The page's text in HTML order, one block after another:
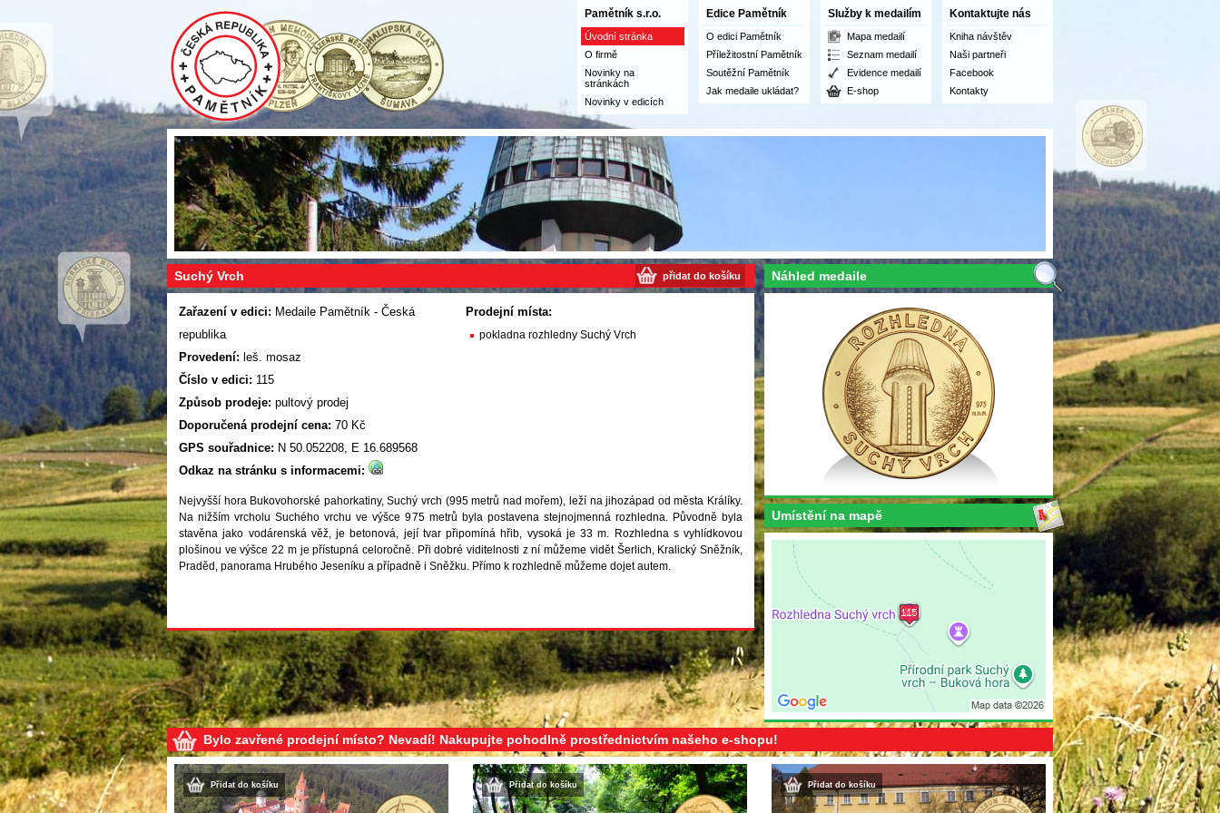
Pamětník s.r.o.
Úvodní stránka
O firmě
Novinky na
stránkách
Novinky v edicích
Edice Pamětník
O edici Pamětník
Příležitostní Pamětník
Soutěžní Pamětník
Jak medaile ukládat?
Služby k medailím
Mapa medailí
Seznam medailí
Evidence medailí
E-shop
Kontaktujte nás
Kniha návštěv
Naši partneři
Facebook
Kontakty
Suchý Vrch přidat do košíku
Zařazení v edici: Medaile Pamětník - Česká
republika
Provedení: leš. mosaz
Číslo v edici: 115
Způsob prodeje: pultový prodej
Doporučená prodejní cena: 70 Kč
GPS souřadnice: N 50.052208, E 16.689568
Odkaz na stránku s informacemi:
Prodejní místa:
pokladna rozhledny Suchý Vrch
Nejvyšší hora Bukovohorské pahorkatiny, Suchý vrch (995 metrů nad mořem), leží na jihozápad od města Králíky.
Na nižším vrcholu Suchého vrchu ve výšce 975 metrů byla postavena stejnojmenná rozhledna. Původně byla
stavěna jako vodárenská věž, je betonová, její tvar připomíná hřib, vysoká je 33 m. Rozhledna s vyhlídkovou
plošinou ve výšce 22 m je přístupná celoročně. Při dobré viditelnosti z ní můžeme vidět Šerlich, Kralický Sněžník,
Praděd, panorama Hrubého Jeseníku a případně i Sněžku. Přímo k rozhledně můžeme dojet autem.
Náhled medaile
Umístění na mapě
Bylo zavřené prodejní místo? Nevadí! Nakupujte pohodlně prostřednictvím našeho e-shopu!
Přidat do košíku Přidat do košíku Přidat do košíku